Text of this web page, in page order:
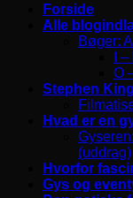
Forside
Alle
Bøger:
I
O
Stephen King
Hvad er en
(uddrag)
Hvorfor
Gys og